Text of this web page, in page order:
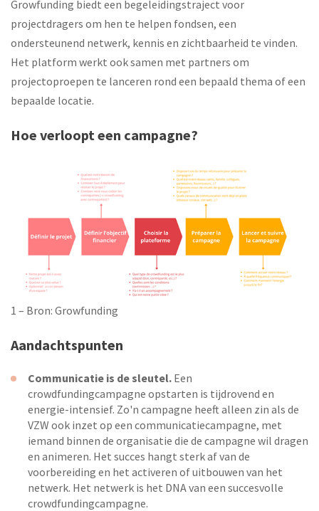
Growfunding biedt een begeleidingstraject voor
projectdragers om hen te helpen fondsen, een
ondersteunend netwerk, kennis en zichtbaarheid te vinden.
Het platform werkt ook samen met partners om
projectoproepen te lanceren rond een bepaald thema of een
bepaalde locatie.
Hoe verloopt een campagne?
growfunding.png
1 – Bron: Growfunding
Aandachtspunten
Communicatie is de sleutel. Een
crowdfundingcampagne opstarten is tijdrovend en
energie-intensief. Zo'n campagne heeft alleen zin als de
VZW ook inzet op een communicatiecampagne, met
iemand binnen de organisatie die de campagne wil dragen
en animeren. Het succes hangt sterk af van de
voorbereiding en het activeren of uitbouwen van het
netwerk. Het netwerk is het DNA van een succesvolle
crowdfundingcampagne.